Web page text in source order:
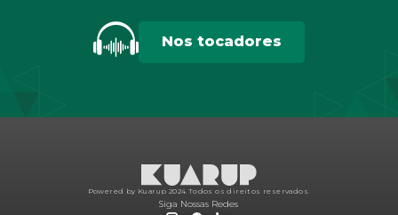
Nos tocadores
Powered by Kuarup 2024. Todos os direitos reservados.
Siga Nossas Redes